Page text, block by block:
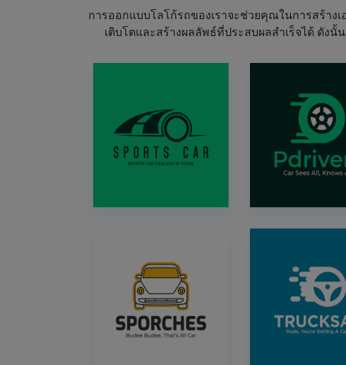
การออกแบบโลโก้รถของเราจะช่วยคุณในการสร้า
เติบโตและสร้างผลลัพธ์ที่ประสบผลสำเร็จได้ ดัง